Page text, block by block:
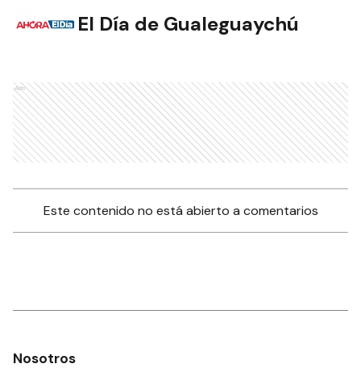
El Día de Gualeguaychú
Ads
Este contenido no está abierto a comentarios
Nosotros